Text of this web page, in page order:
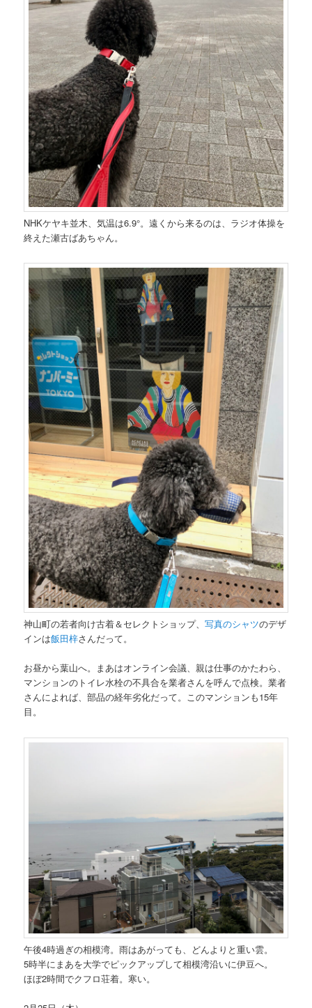
NHKケヤキ並木、気温は6.9°。遠くから来るのは、ラジオ体操を
終えた瀬古ばあちゃん。
神山町の若者向け古着＆セレクトショップ、写真のシャツのデザ
インは飯田梓さんだって。
お昼から葉山へ。まあはオンライン会議、親は仕事のかたわら、
マンションのトイレ水栓の不具合を業者さんを呼んで点検。業者
さんによれば、部品の経年劣化だって。このマンションも15年
目。
午後4時過ぎの相模湾。雨はあがっても、どんよりと重い雲。
5時半にまあを大学でピックアップして相模湾沿いに伊豆へ。
ほぼ2時間でクフロ荘着。寒い。